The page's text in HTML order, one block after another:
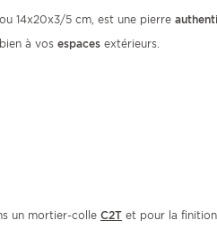
14x20x3/5 cm, est une pierre
à vos espaces extérieurs.
un mortier-colle C2T et pour la